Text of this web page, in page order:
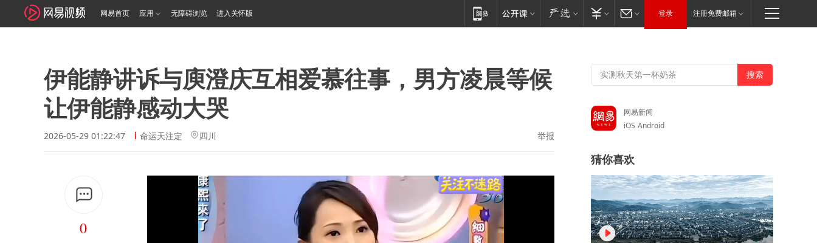
网易首页 应用 无障碍浏览 进入关怀版 登录 注册免费邮箱
伊能静讲诉与庾澄庆互相爱慕往事，男方凌晨等候
让伊能静感动大哭
2026-05-29 01:22:47 命运天注定 四川 举报
0
网易新闻
iOS Android
猜你喜欢